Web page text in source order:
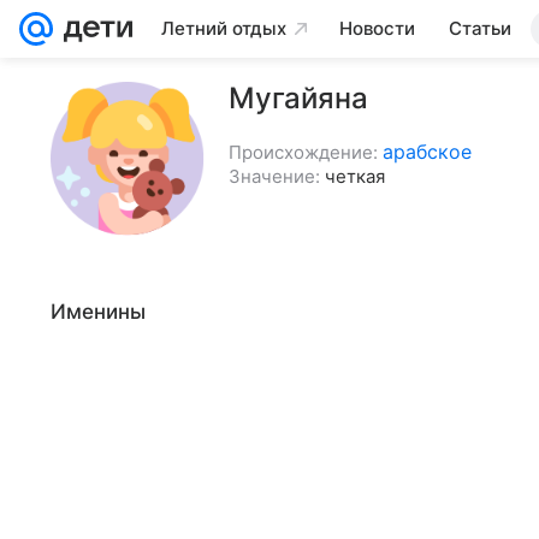
Летний отдых Новости Статьи
Мугайяна
Происхождение: арабское
Значение: четкая
Именины